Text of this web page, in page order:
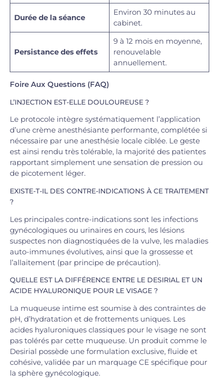
Durée de la séance
Environ 30 minutes au
cabinet.
Persistance des effets
9 à 12 mois en moyenne,
renouvelable
annuellement.
Foire Aux Questions (FAQ)
L’INJECTION EST-ELLE DOULOUREUSE ?
Le protocole intègre systématiquement l’application
d’une crème anesthésiante performante, complétée si
nécessaire par une anesthésie locale ciblée. Le geste
est ainsi rendu très tolérable, la majorité des patientes
rapportant simplement une sensation de pression ou
de picotement léger.
EXISTE-T-IL DES CONTRE-INDICATIONS À CE TRAITEMENT
?
Les principales contre-indications sont les infections
gynécologiques ou urinaires en cours, les lésions
suspectes non diagnostiquées de la vulve, les maladies
auto-immunes évolutives, ainsi que la grossesse et
l’allaitement (par principe de précaution).
QUELLE EST LA DIFFÉRENCE ENTRE LE DESIRIAL ET UN
ACIDE HYALURONIQUE POUR LE VISAGE ?
La muqueuse intime est soumise à des contraintes de
pH, d’hydratation et de frottements uniques. Les
acides hyaluroniques classiques pour le visage ne sont
pas tolérés par cette muqueuse. Un produit comme le
Desirial possède une formulation exclusive, fluide et
cohésive, validée par un marquage CE spécifique pour
la sphère gynécologique.